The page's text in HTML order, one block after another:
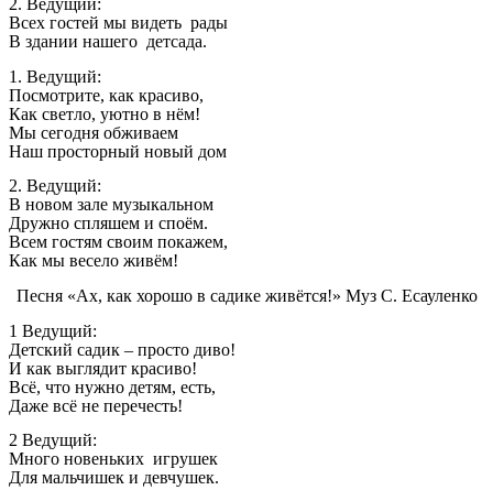
2. Ведущий:
Всех гостей мы видеть рады
В здании нашего детсада.
1. Ведущий:
Посмотрите, как красиво,
Как светло, уютно в нём!
Мы сегодня обживаем
Наш просторный новый дом
2. Ведущий:
В новом зале музыкальном
Дружно спляшем и споём.
Всем гостям своим покажем,
Как мы весело живём!
Песня «Ах, как хорошо в садике живётся!» Муз С. Есауленко
1 Ведущий:
Детский садик – просто диво!
И как выглядит красиво!
Всё, что нужно детям, есть,
Даже всё не перечесть!
2 Ведущий:
Много новеньких игрушек
Для мальчишек и девчушек.